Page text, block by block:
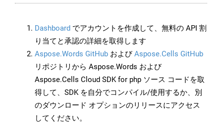
Dashboard でアカウントを作成して、無料の API 割
り当てと承認の詳細を取得します
Aspose.Words GitHub およびAspose.Cells GitHub
リポジトリから Aspose.Words および
Aspose.Cells Cloud SDK for php ソース コードを取
得して、SDK を自分でコンパイル/使用するか、別
のダウンロード オプションのリリースにアクセス
してください。